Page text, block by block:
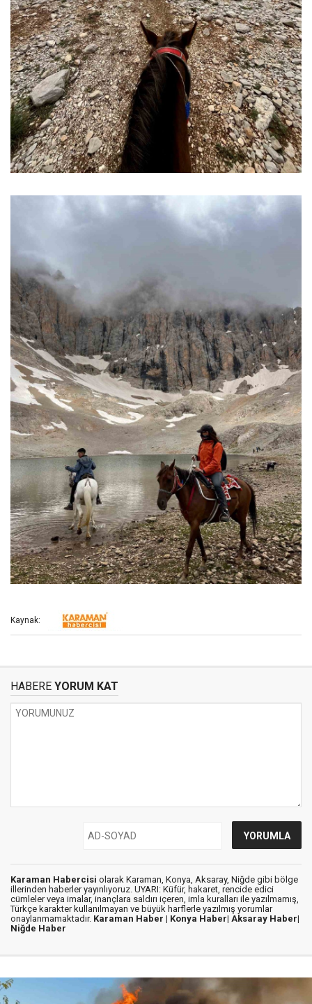
Kaynak:
HABERE YORUM KAT
Karaman Habercisi olarak Karaman, Konya, Aksaray, Niğde gibi bölge
illerinden haberler yayınlıyoruz. UYARI: Küfür, hakaret, rencide edici
cümleler veya imalar, inançlara saldırı içeren, imla kuralları ile yazılmamış,
Türkçe karakter kullanılmayan ve büyük harflerle yazılmış yorumlar
onaylanmamaktadır. Karaman Haber | Konya Haber| Aksaray Haber|
Niğde Haber